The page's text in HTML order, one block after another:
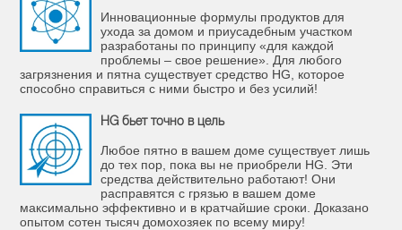
Инновационные формулы продуктов для
ухода за домом и приусадебным участком
разработаны по принципу «для каждой
проблемы – свое решение». Для любого
загрязнения и пятна существует средство HG, которое
способно справиться с ними быстро и без усилий!
HG бьет точно в цель
Любое пятно в вашем доме существует лишь
до тех пор, пока вы не приобрели HG. Эти
средства действительно работают! Они
расправятся с грязью в вашем доме
максимально эффективно и в кратчайшие сроки. Доказано
опытом сотен тысяч домохозяек по всему миру!